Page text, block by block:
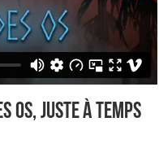
os, juste à temps